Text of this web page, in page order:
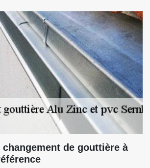
changement de gouttière à